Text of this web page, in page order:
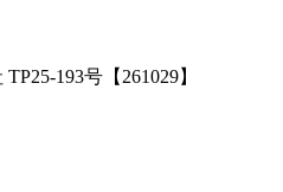
193号【261029】